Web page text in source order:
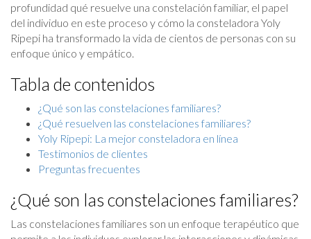
profundidad qué resuelve una constelación familiar, el papel
del individuo en este proceso y cómo la consteladora Yoly
Ripepi ha transformado la vida de cientos de personas con su
enfoque único y empático.
Tabla de contenidos
¿Qué son las constelaciones familiares?
¿Qué resuelven las constelaciones familiares?
Yoly Ripepi: La mejor consteladora en línea
Testimonios de clientes
Preguntas frecuentes
¿Qué son las constelaciones familiares?
Las constelaciones familiares son un enfoque terapéutico que